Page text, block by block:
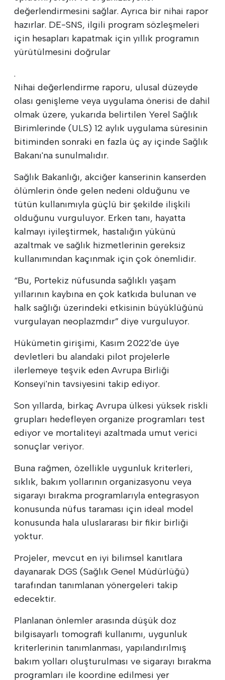
değerlendirmesini sağlar. Ayrıca bir nihai rapor
hazırlar. DE-SNS, ilgili program sözleşmeleri
için hesapları kapatmak için yıllık programın
yürütülmesini doğrular
.
Nihai değerlendirme raporu, ulusal düzeyde
olası genişleme veya uygulama önerisi de dahil
olmak üzere, yukarıda belirtilen Yerel Sağlık
Birimlerinde (ULS) 12 aylık uygulama süresinin
bitiminden sonraki en fazla üç ay içinde Sağlık
Bakanı'na sunulmalıdır.
Sağlık Bakanlığı, akciğer kanserinin kanserden
ölümlerin önde gelen nedeni olduğunu ve
tütün kullanımıyla güçlü bir şekilde ilişkili
olduğunu vurguluyor. Erken tanı, hayatta
kalmayı iyileştirmek, hastalığın yükünü
azaltmak ve sağlık hizmetlerinin gereksiz
kullanımından kaçınmak için çok önemlidir.
“Bu, Portekiz nüfusunda sağlıklı yaşam
yıllarının kaybına en çok katkıda bulunan ve
halk sağlığı üzerindeki etkisinin büyüklüğünü
vurgulayan neoplazmdır” diye vurguluyor.
Hükümetin girişimi, Kasım 2022'de üye
devletleri bu alandaki pilot projelerle
ilerlemeye teşvik eden Avrupa Birliği
Konseyi'nin tavsiyesini takip ediyor.
Son yıllarda, birkaç Avrupa ülkesi yüksek riskli
grupları hedefleyen organize programları test
ediyor ve mortaliteyi azaltmada umut verici
sonuçlar veriyor.
Buna rağmen, özellikle uygunluk kriterleri,
sıklık, bakım yollarının organizasyonu veya
sigarayı bırakma programlarıyla entegrasyon
konusunda nüfus taraması için ideal model
konusunda hala uluslararası bir fikir birliği
yoktur.
Projeler, mevcut en iyi bilimsel kanıtlara
dayanarak DGS (Sağlık Genel Müdürlüğü)
tarafından tanımlanan yönergeleri takip
edecektir.
Planlanan önlemler arasında düşük doz
bilgisayarlı tomografi kullanımı, uygunluk
kriterlerinin tanımlanması, yapılandırılmış
bakım yolları oluşturulması ve sigarayı bırakma
programları ile koordine edilmesi yer